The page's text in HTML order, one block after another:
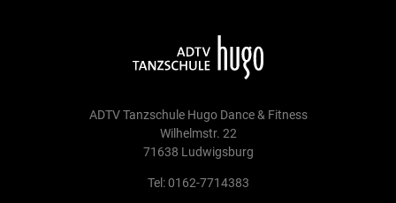
ADTV Tanzschule Hugo Dance & Fitness
Wilhelmstr. 22
71638 Ludwigsburg
Tel: 0162-7714383